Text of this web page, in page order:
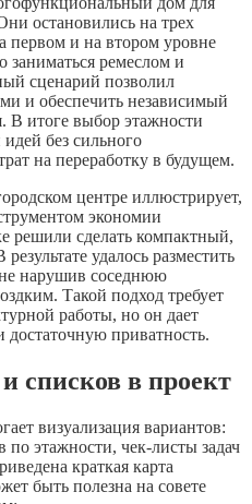
остановились на трех
первом и на втором уровне
заниматься ремеслом и
сценарий позволил
и обеспечить независимый
В итоге выбор этажности
без сильного
на переработку в будущем.
центре иллюстрирует,
экономии
решили сделать компактный,
удалось разместить
нарушив соседнюю
Такой подход требует
работы, но он дает
достаточную приватность.
списков в проект
визуализация вариантов:
этажности, чек-листы задач
краткая карта
быть полезна на совете